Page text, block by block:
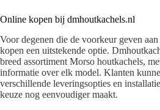
Online kopen bij dmhoutkachels.nl
Voor degenen die de voorkeur geven
kopen een uitstekende optie.
breed assortiment Morso houtkachels,
informatie over elk model. Klanten
verschillende leveringsopties en
keuze nog eenvoudiger maakt.